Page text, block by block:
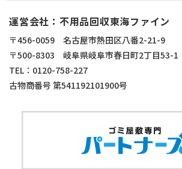
運営会社：不用品回収東海ファイン
〒456-0059 名古屋市熱田区八番2-21-9
〒500-8303 岐阜県岐阜市春日町2丁目53-1
TEL：0120-758-227
古物商番号 第541192101900号